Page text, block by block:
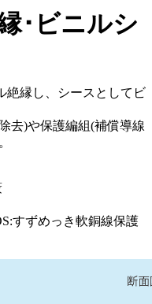
･ビニルシ
絶縁し、シースとしてビ
去)や保護編組(補償導線
すずめっき軟銅線保護